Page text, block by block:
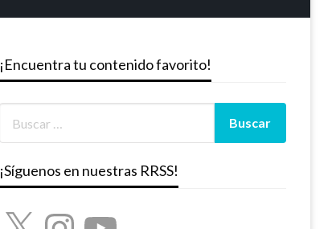
¡Encuentra tu contenido favorito!
¡Síguenos en nuestras RRSS!
X InstagramYouTube